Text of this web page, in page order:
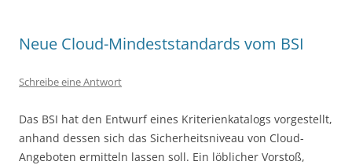
Neue Cloud-Mindeststandards vom BSI
Schreibe eine Antwort
Das BSI hat den Entwurf eines Kriterienkatalogs vorgestellt,
anhand dessen sich das Sicherheitsniveau von Cloud-
Angeboten ermitteln lassen soll. Ein löblicher Vorstoß,